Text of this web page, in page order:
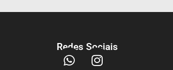
Redes Sociais